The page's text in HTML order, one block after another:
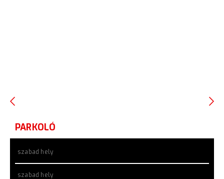
PARKOLÓ
szabad hely
szabad hely